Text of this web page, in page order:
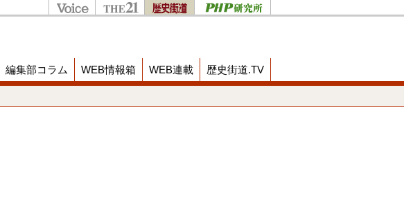
編集部コラム WEB情報箱 WEB連載 歴史街道.TV